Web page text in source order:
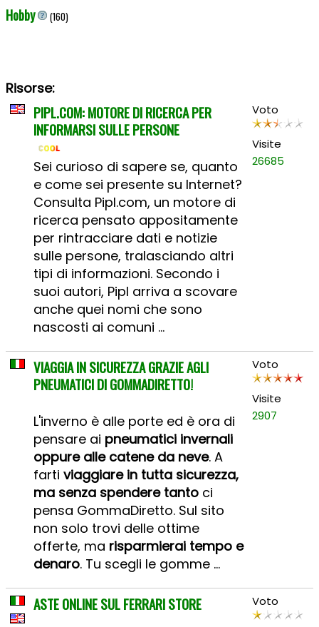
Hobby (160)
Risorse:
PIPL.COM: MOTORE DI RICERCA PER
INFORMARSI SULLE PERSONE
Sei curioso di sapere se, quanto
e come sei presente su Internet?
Consulta Pipl.com, un motore di
ricerca pensato appositamente
per rintracciare dati e notizie
sulle persone, tralasciando altri
tipi di informazioni. Secondo i
suoi autori, Pipl arriva a scovare
anche quei nomi che sono
nascosti ai comuni ...
Voto
Visite
26685
VIAGGIA IN SICUREZZA GRAZIE AGLI
PNEUMATICI DI GOMMADIRETTO!
L'inverno è alle porte ed è ora di
pensare ai pneumatici invernali
oppure alle catene da neve. A
farti viaggiare in tutta sicurezza,
ma senza spendere tantoci
pensa GommaDiretto. Sul sito
non solo trovi delle ottime
offerte, ma risparmierai tempo e
denaro. Tu scegli le gomme ...
Voto
Visite
2907
ASTE ONLINE SUL FERRARI STORE Voto